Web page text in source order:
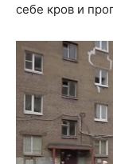
себе кров и